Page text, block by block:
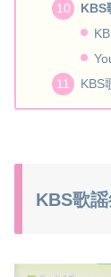
KBS
KBS
KBS歌